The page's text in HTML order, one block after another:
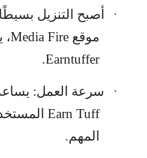
·
أصبح التنزيل
موقع Media Fire،
Earntuffer
.
·
سرعة العمل: يساعد
Earn Tuff
المهم.